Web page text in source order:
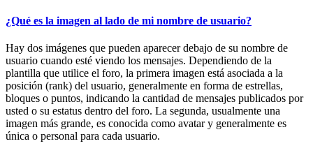
¿Qué es la imagen al lado de mi nombre de usuario?
Hay dos imágenes que pueden aparecer debajo de su nombre de
usuario cuando esté viendo los mensajes. Dependiendo de la
plantilla que utilice el foro, la primera imagen está asociada a la
posición (rank) del usuario, generalmente en forma de estrellas,
bloques o puntos, indicando la cantidad de mensajes publicados por
usted o su estatus dentro del foro. La segunda, usualmente una
imagen más grande, es conocida como avatar y generalmente es
única o personal para cada usuario.